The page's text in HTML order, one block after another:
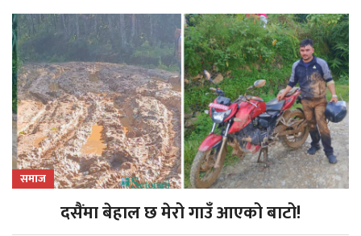
समाज
दसैंमा बेहाल छ मेरो गाउँ आएको बाटो!